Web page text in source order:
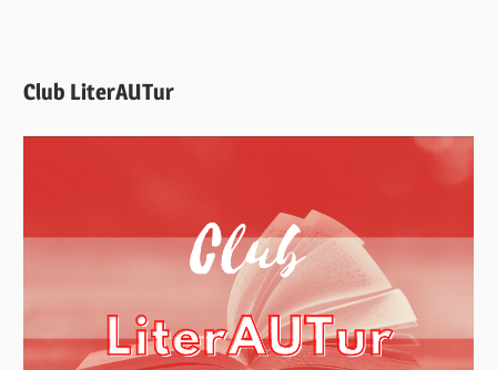
Club LiterAUTur